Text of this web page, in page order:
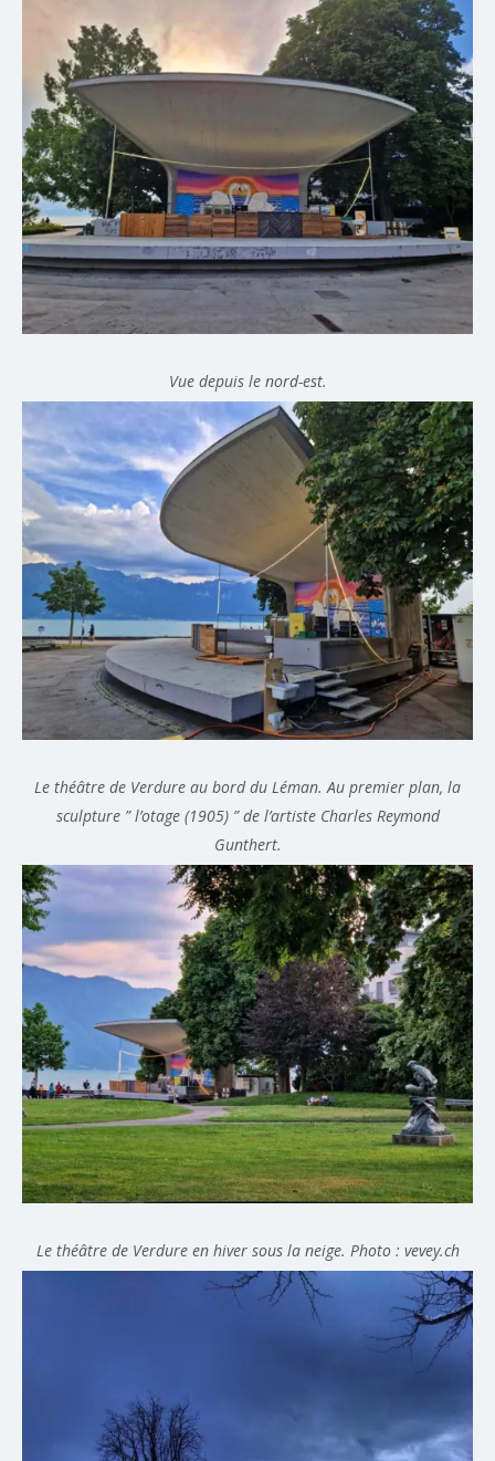
Vue depuis le nord-est.
Le théâtre de Verdure au bord du Léman. Au premier plan, la
sculpture ” l’otage (1905) ” de l’artiste Charles Reymond
Gunthert.
Le théâtre de Verdure en hiver sous la neige. Photo : vevey.ch